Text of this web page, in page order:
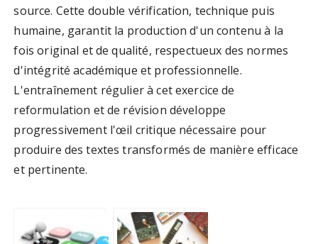
source. Cette double vérification, technique puis
humaine, garantit la production d'un contenu à la
fois original et de qualité, respectueux des normes
d'intégrité académique et professionnelle.
L'entraînement régulier à cet exercice de
reformulation et de révision développe
progressivement l'œil critique nécessaire pour
produire des textes transformés de manière efficace
et pertinente.